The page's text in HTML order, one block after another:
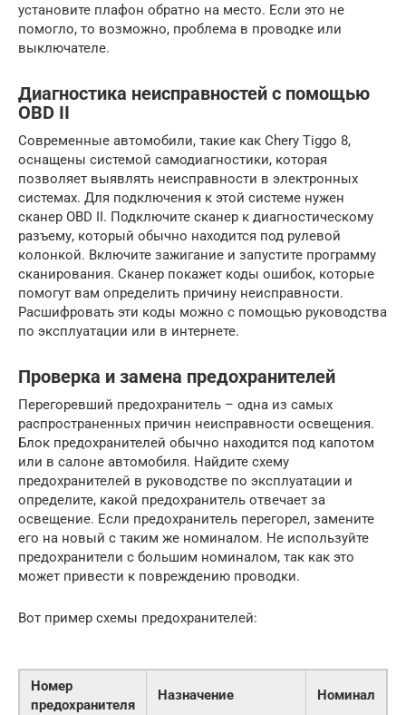
установите плафон обратно на место. Если это не
помогло, то возможно, проблема в проводке или
выключателе.
Диагностика неисправностей с помощью
OBD II
Современные автомобили, такие как Chery Tiggo 8,
оснащены системой самодиагностики, которая
позволяет выявлять неисправности в электронных
системах. Для подключения к этой системе нужен
сканер OBD II. Подключите сканер к диагностическому
разъему, который обычно находится под рулевой
колонкой. Включите зажигание и запустите программу
сканирования. Сканер покажет коды ошибок, которые
помогут вам определить причину неисправности.
Расшифровать эти коды можно с помощью руководства
по эксплуатации или в интернете.
Проверка и замена предохранителей
Перегоревший предохранитель – одна из самых
распространенных причин неисправности освещения.
Блок предохранителей обычно находится под капотом
или в салоне автомобиля. Найдите схему
предохранителей в руководстве по эксплуатации и
определите, какой предохранитель отвечает за
освещение. Если предохранитель перегорел, замените
его на новый с таким же номиналом. Не используйте
предохранители с большим номиналом, так как это
может привести к повреждению проводки.
Вот пример схемы предохранителей:
Номер
предохранителя
Назначение Номинал